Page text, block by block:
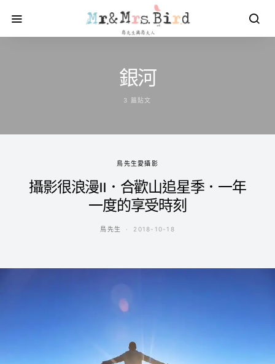
銀河
3 篇貼文
鳥先生愛攝影
攝影很浪漫II．合歡山追星季．一年
一度的享受時刻
鳥先生 2018-10-18